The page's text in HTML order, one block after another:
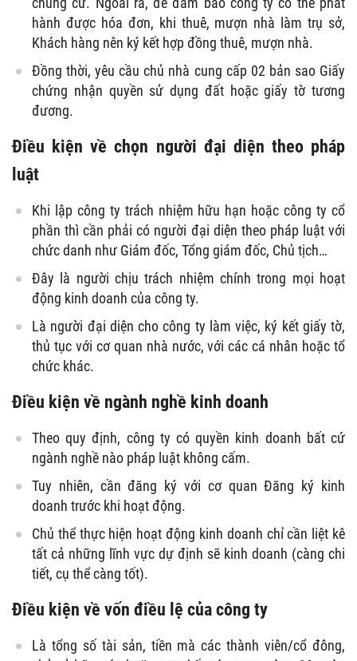
hành được hóa đơn, khi thuê, mượn nhà làm trụ sở,
Khách hàng nên ký kết hợp đồng thuê, mượn nhà.
Đồng thời, yêu cầu chủ nhà cung cấp 02 bản sao Giấy
chứng nhận quyền sử dụng đất hoặc giấy tờ tương
đương.
Điều kiện về chọn người đại diện theo pháp
luật
Khi lập công ty trách nhiệm hữu hạn hoặc công ty cổ
phần thì cần phải có người đại diện theo pháp luật với
chức danh như Giám đốc, Tổng giám đốc, Chủ tịch…
Đây là người chịu trách nhiệm chính trong mọi hoạt
động kinh doanh của công ty.
Là người đại diện cho công ty làm việc, ký kết giấy tờ,
thủ tục với cơ quan nhà nước, với các cá nhân hoặc tổ
chức khác.
Điều kiện về ngành nghề kinh doanh
Theo quy định, công ty có quyền kinh doanh bất cứ
ngành nghề nào pháp luật không cấm.
Tuy nhiên, cần đăng ký với cơ quan Đăng ký kinh
doanh trước khi hoạt động.
Chủ thể thực hiện hoạt động kinh doanh chỉ cần liệt kê
tất cả những lĩnh vực dự định sẽ kinh doanh (càng chi
tiết, cụ thể càng tốt).
Điều kiện về vốn điều lệ của công ty
Là tổng số tài sản, tiền mà các thành viên/cổ đông,